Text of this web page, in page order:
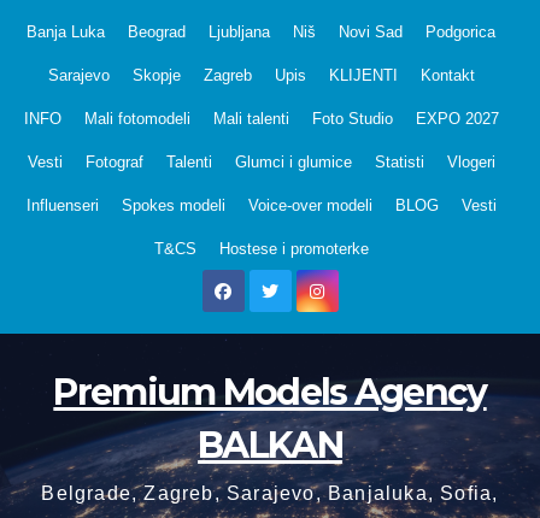
Banja Luka Beograd Ljubljana Niš Novi Sad Podgorica
Sarajevo Skopje Zagreb Upis KLIJENTI Kontakt
INFO Mali fotomodeli Mali talenti Foto Studio EXPO 2027
Vesti Fotograf Talenti Glumci i glumice Statisti Vlogeri
Influenseri Spokes modeli Voice-over modeli BLOG Vesti
T&CS Hostese i promoterke
Premium Models Agency
BALKAN
Belgrade, Zagreb, Sarajevo, Banjaluka, Sofia,